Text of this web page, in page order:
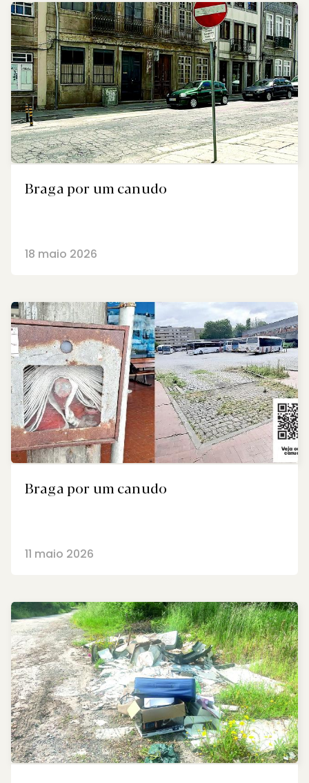
Braga por um canudo
18 maio 2026
Braga por um canudo
11 maio 2026